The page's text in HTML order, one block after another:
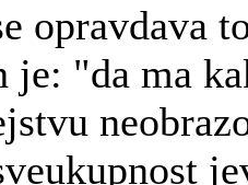
opravdava
je: "da ma